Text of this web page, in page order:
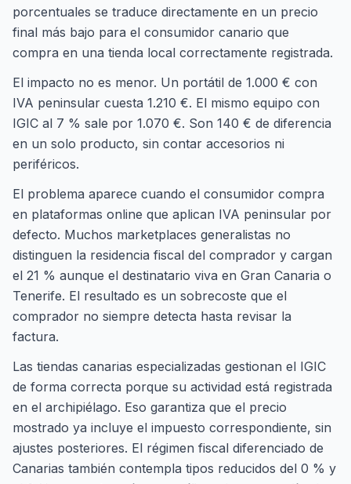
porcentuales se traduce directamente en un precio
final más bajo para el consumidor canario que
compra en una tienda local correctamente registrada.
El impacto no es menor. Un portátil de 1.000 € con
IVA peninsular cuesta 1.210 €. El mismo equipo con
IGIC al 7 % sale por 1.070 €. Son 140 € de diferencia
en un solo producto, sin contar accesorios ni
periféricos.
El problema aparece cuando el consumidor compra
en plataformas online que aplican IVA peninsular por
defecto. Muchos marketplaces generalistas no
distinguen la residencia fiscal del comprador y cargan
el 21 % aunque el destinatario viva en Gran Canaria o
Tenerife. El resultado es un sobrecoste que el
comprador no siempre detecta hasta revisar la
factura.
Las tiendas canarias especializadas gestionan el IGIC
de forma correcta porque su actividad está registrada
en el archipiélago. Eso garantiza que el precio
mostrado ya incluye el impuesto correspondiente, sin
ajustes posteriores. El régimen fiscal diferenciado de
Canarias también contempla tipos reducidos del 0 % y